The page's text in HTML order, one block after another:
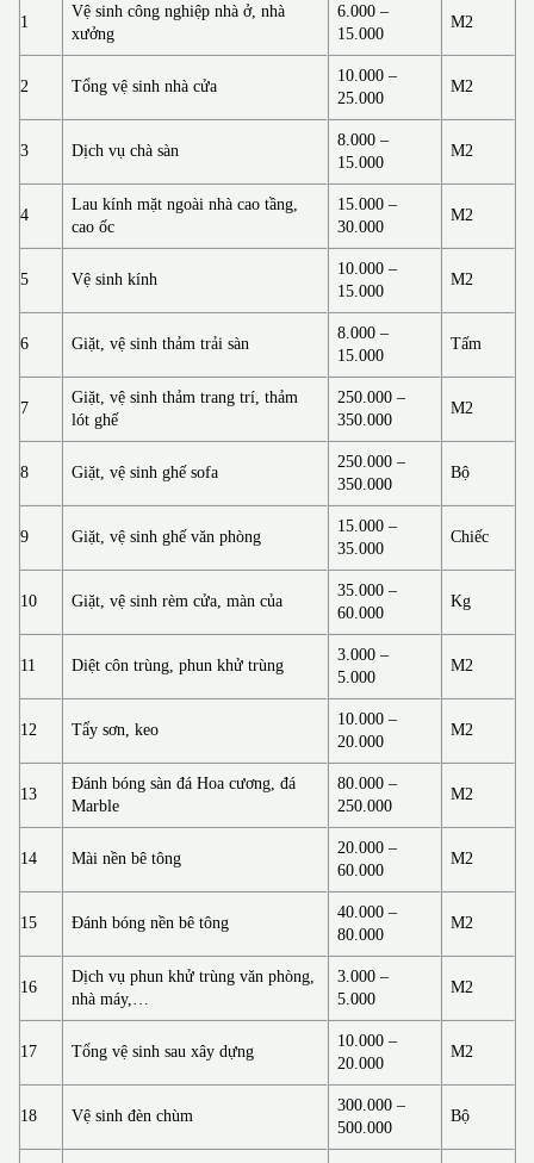
1
Vệ sinh công nghiệp nhà ở, nhà
xưởng
6.000 –
15.000
M2
2 Tổng vệ sinh nhà cửa
10.000 –
25.000
M2
3 Dịch vụ chà sàn
8.000 –
15.000
M2
4
Lau kính mặt ngoài nhà cao tầng,
cao ốc
15.000 –
30.000
M2
5 Vệ sinh kính
10.000 –
15.000
M2
6 Giặt, vệ sinh thảm trải sàn
8.000 –
15.000
Tấm
7
Giặt, vệ sinh thảm trang trí, thảm
lót ghế
250.000 –
350.000
M2
8 Giặt, vệ sinh ghế sofa
250.000 –
350.000
Bộ
9 Giặt, vệ sinh ghế văn phòng
15.000 –
35.000
Chiếc
10 Giặt, vệ sinh rèm cửa, màn của
35.000 –
60.000
Kg
11 Diệt côn trùng, phun khử trùng
3.000 –
5.000
M2
12 Tẩy sơn, keo
10.000 –
20.000
M2
13
Đánh bóng sàn đá Hoa cương, đá
Marble
80.000 –
250.000
M2
14 Mài nền bê tông
20.000 –
60.000
M2
15 Đánh bóng nền bê tông
40.000 –
80.000
M2
16
Dịch vụ phun khử trùng văn phòng,
nhà máy,…
3.000 –
5.000
M2
17 Tổng vệ sinh sau xây dựng
10.000 –
20.000
M2
18 Vệ sinh đèn chùm
300.000 –
500.000
Bộ